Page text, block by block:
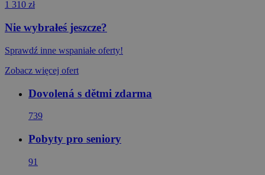
1 310 zł
Nie wybrałeś jeszcze?
Sprawdź inne wspaniałe oferty!
Zobacz więcej ofert
Dovolená s dětmi zdarma
739
Pobyty pro seniory
91